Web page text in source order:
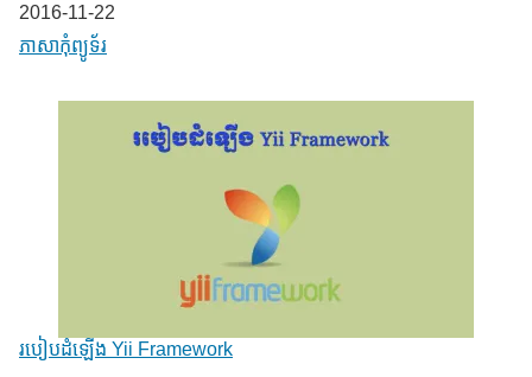
Date
2016-11-22
In relation to
ភាសា​កុំព្យូទ័រ
របៀបដំឡើង Yii Framework